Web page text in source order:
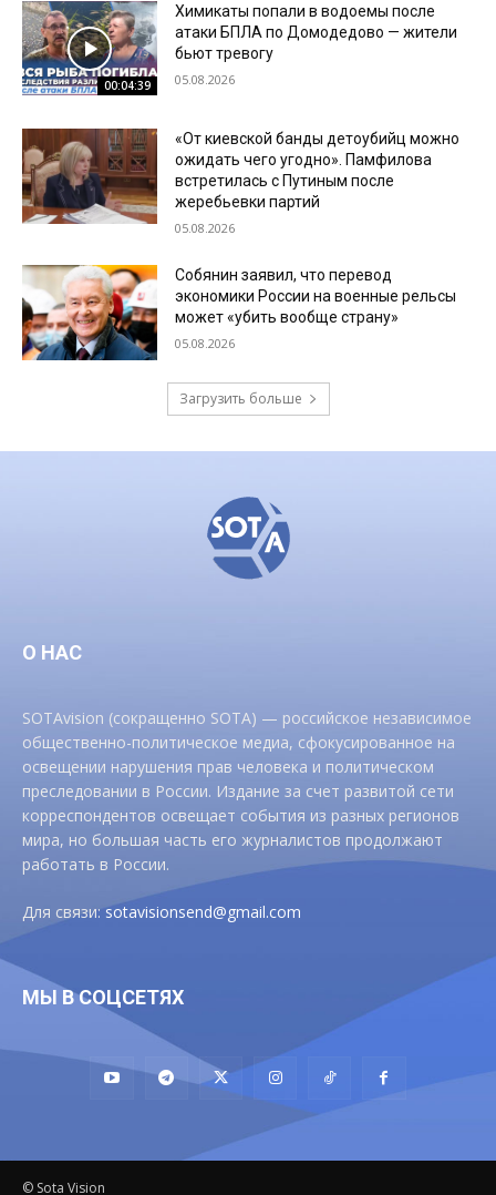
00:04:39
Химикаты попали в водоемы после
атаки БПЛА по Домодедово — жители
бьют тревогу
05.08.2026
«От киевской банды детоубийц можно
ожидать чего угодно». Памфилова
встретилась с Путиным после
жеребьевки партий
05.08.2026
Собянин заявил, что перевод
экономики России на военные рельсы
может «убить вообще страну»
05.08.2026
Загрузить больше
О НАС
SOTAvision (сокращенно SOTA) — российское независимое
общественно-политическое медиа, сфокусированное на
освещении нарушения прав человека и политическом
преследовании в России. Издание за счет развитой сети
корреспондентов освещает события из разных регионов
мира, но большая часть его журналистов продолжают
работать в России.
Для связи:sotavisionsend@gmail.com
МЫ В СОЦСЕТЯХ
© Sota Vision